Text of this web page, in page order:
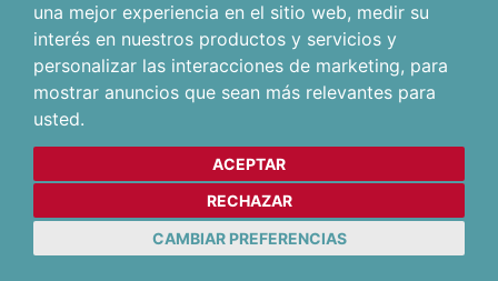
una mejor experiencia en el sitio web, medir su
interés en nuestros productos y servicios y
personalizar las interacciones de marketing, para
mostrar anuncios que sean más relevantes para
usted.
ACEPTAR
RECHAZAR
CAMBIAR PREFERENCIAS